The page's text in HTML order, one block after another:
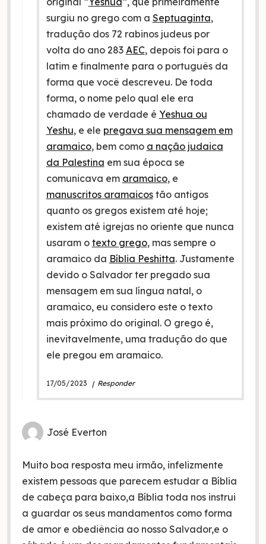
surgiu no grego com a Septuaginta,
tradução dos 72 rabinos judeus por
volta do ano 283 AEC, depois foi para o
latim e finalmente para o português da
forma que você descreveu. De toda
forma, o nome pelo qual ele era
chamado de verdade é Yeshua ou
Yeshu, e ele pregava sua mensagem em
aramaico, bem como a nação judaica
da Palestina em sua época se
comunicava em aramaico, e
manuscritos aramaicostão antigos
quanto os gregos existem até hoje;
existem até igrejas no oriente que nunca
usaram o texto grego, mas sempre o
aramaico da Bíblia Peshitta. Justamente
devido o Salvador ter pregado sua
mensagem em sua língua natal, o
aramaico, eu considero este o texto
mais próximo do original. O grego é,
inevitavelmente, uma tradução do que
ele pregou em aramaico.
17/05/2023 Responder
José Everton
Muito boa resposta meu irmão, infelizmente
existem pessoas que parecem estudar a Bíblia
de cabeça para baixo,a Bíblia toda nos instrui
a guardar os seus mandamentos como forma
de amor e obediência ao nosso Salvador,e o